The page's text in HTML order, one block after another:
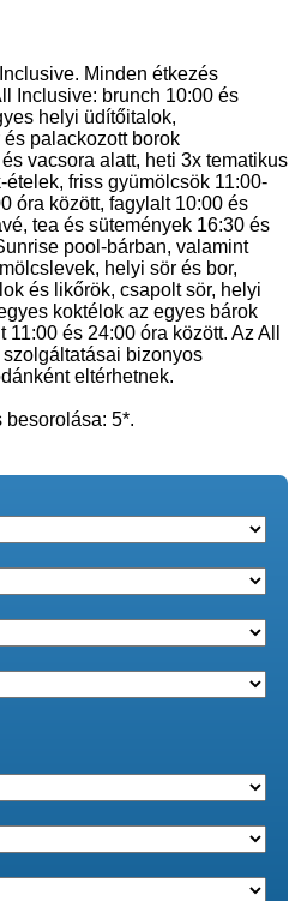
Minden étkezés
Inclusive: brunch 10:00 és
helyi üdítőitalok,
palackozott borok
vacsora alatt, heti 3x tematikus
ételek, friss gyümölcsök 11:00-
óra között, fagylalt 10:00 és
tea és sütemények 16:30 és
pool-bárban, valamint
helyi sör és bor,
és likőrök, csapolt sör, helyi
koktélok az egyes bárok
és 24:00 óra között. Az All
bizonyos
eltérhetnek.
besorolása: 5*.